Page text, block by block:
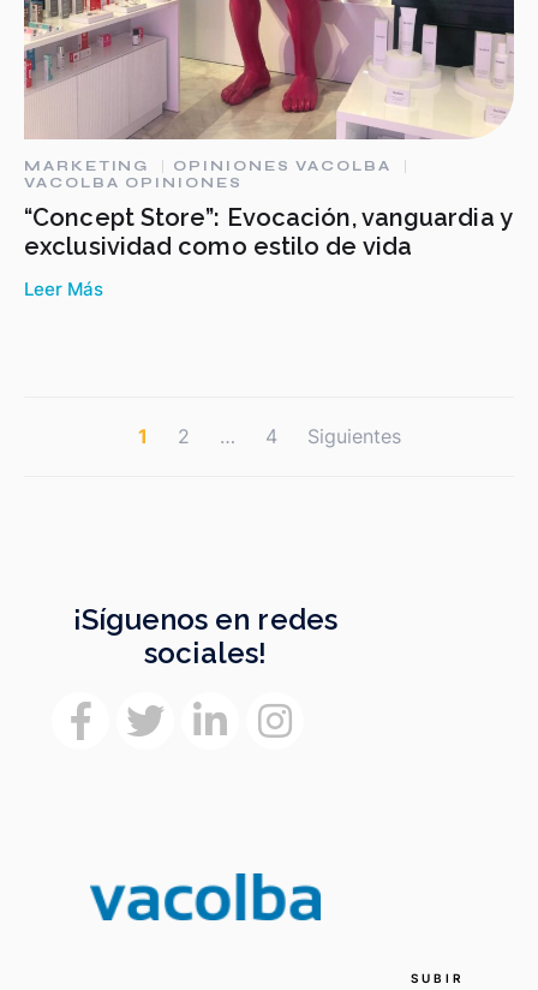
MARKETING
OPINIONES VACOLBA
VACOLBA OPINIONES
“Concept Store”: Evocación, vanguardia y
exclusividad como estilo de vida
Leer Más
Paginación
1 2 … 4 Siguientes
¡Síguenos en redes
sociales!
SUBIR